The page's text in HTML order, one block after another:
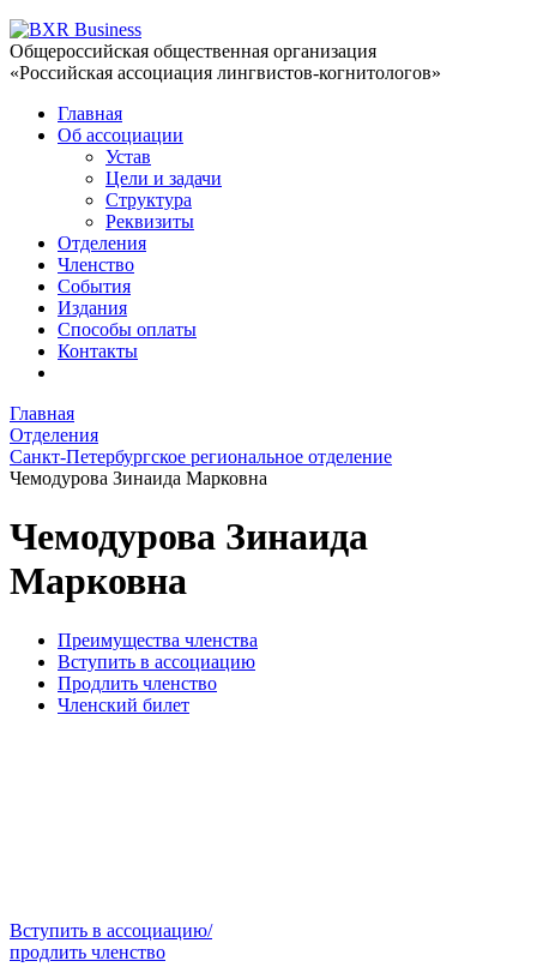
Общероссийская общественная организация
«Российская ассоциация лингвистов-когнитологов»
Главная
Об ассоциации
Устав
Цели и задачи
Структура
Реквизиты
Отделения
Членство
События
Издания
Способы оплаты
Контакты
Главная
Отделения
Санкт-Петербургское региональное отделение
Чемодурова Зинаида Марковна
Чемодурова Зинаида
Марковна
Преимущества членства
Вступить в ассоциацию
Продлить членство
Членский билет
Вступить в ассоциацию/
продлить членство